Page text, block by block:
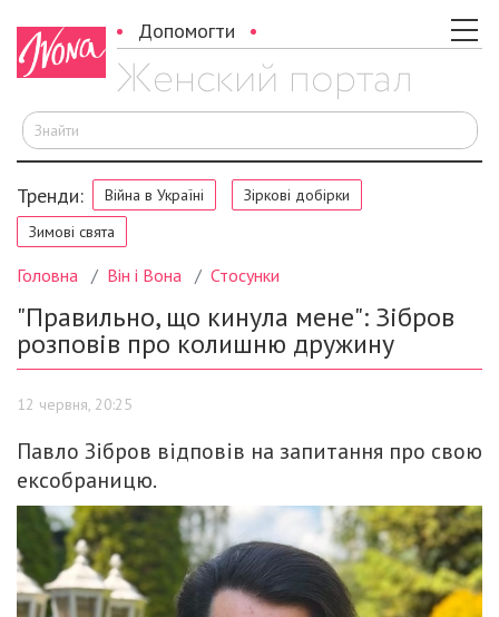
Допомогти
Тренди: Війна в Україні
Зіркові добірки
Зимові свята
Головна Він і Вона Стосунки
"Правильно, що кинула мене": Зібров
розповів про колишню дружину
12 червня, 20:25
Павло Зібров відповів на запитання про свою
ексобраницю.